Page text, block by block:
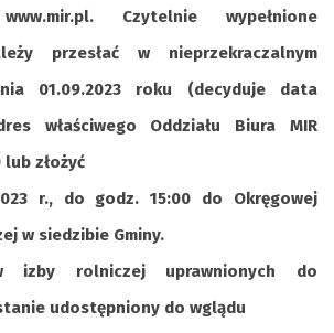
Czytelnie wypełnione
przesłać w nieprzekraczalnym
01.09.2023 roku (decyduje data
właściwego Oddziału Biura MIR
złożyć
r., do godz. 15:00 do Okręgowej
w siedzibie Gminy.
izby rolniczej uprawnionych do
udostępniony do wglądu